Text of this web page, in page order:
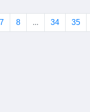
7 8 ... 34 35